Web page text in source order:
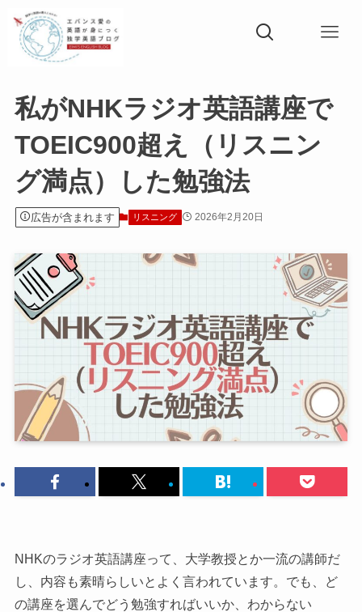
私がNHKラジオ英語講座で
TOEIC900超え（リスニン
グ満点）した勉強法
広告が含まれます リスニング 2026年2月20日
NHKのラジオ英語講座って、大学教授とか一流の講師だ
し、内容も素晴らしいとよく言われています。でも、ど
の講座を選んでどう勉強すればいいか、わからない